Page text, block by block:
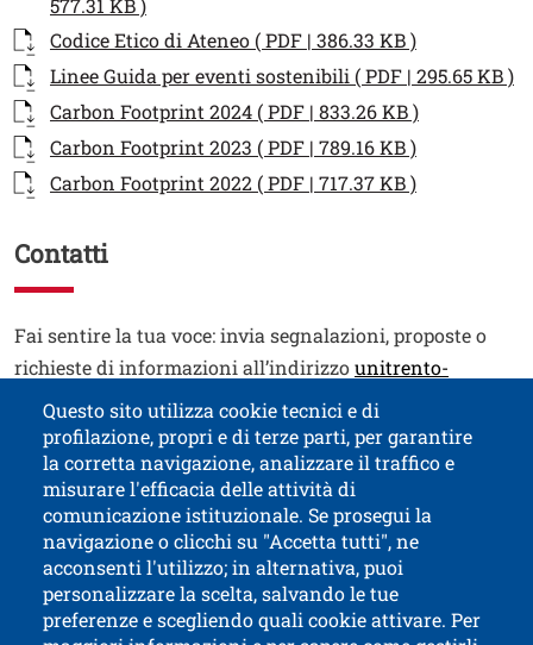
Documento
Codice Etico di Ateneo ( PDF | 386.33 KB )Apri il link
Documento
Linee Guida per eventi sostenibili ( PDF | 295.65 KB )
Documento
Carbon Footprint 2024 ( PDF | 833.26 KB )Apri il link
Documento
Carbon Footprint 2023 ( PDF | 789.16 KB )Apri il link
Documento
Carbon Footprint 2022 ( PDF | 717.37 KB )Apri il link
Contatti
Testo
Fai sentire la tua voce: invia segnalazioni, proposte o
richieste di informazioni all’indirizzounitrento-
sostenibile@unitn.it
Contatti
Titolo contatti
Questo sito utilizza cookie tecnici e di
profilazione, propri e di terze parti, per garantire
la corretta navigazione, analizzare il traffico e
misurare l'efficacia delle attività di
comunicazione istituzionale. Se prosegui la
navigazione o clicchi su "Accetta tutti", ne
acconsenti l'utilizzo; in alternativa, puoi
personalizzare la scelta, salvando le tue
preferenze e scegliendo quali cookie attivare. Per
Università di Trento
via Calepina, 14 - I-38122 Trento
P.IVA-C.F. 003​40520220